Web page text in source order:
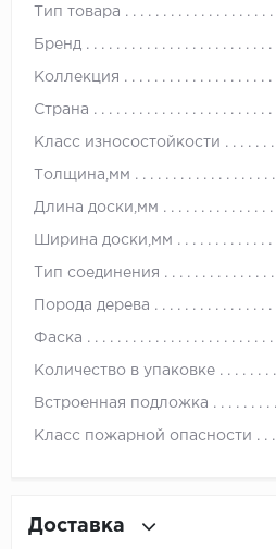
Тип товара
Бренд
Коллекция
Страна
Класс износостойкости
Толщина,мм
Длина доски,мм
Ширина доски,мм
Тип соединения
Порода дерева
Фаска
Количество в упаковке
Встроенная подложка
Класс пожарной опасности
Доставка